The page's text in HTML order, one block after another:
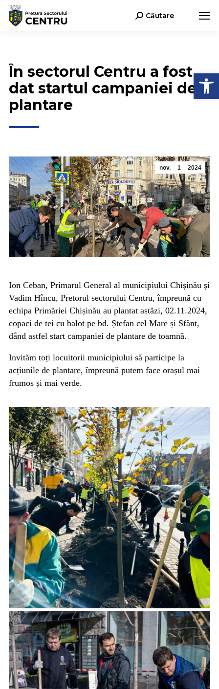
Search:Căutare
În sectorul Centru a fost
dat startul campaniei de
plantare
nov. 1 2024
Ion Ceban, Primarul General al municipiului Chișinău și
Vadim Hîncu, Pretorul sectorului Centru, împreună cu
echipa Primăriei Chișinău au plantat astăzi, 02.11.2024,
copaci de tei cu balot pe bd. Ștefan cel Mare și Sfânt,
dând astfel start campaniei de plantare de toamnă.
Invităm toți locuitorii municipiului să participe la
acțiunile de plantare, împreună putem face orașul mai
frumos și mai verde.